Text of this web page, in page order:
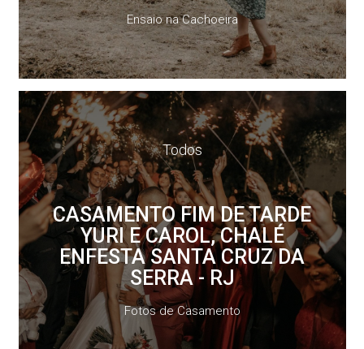
Ensaio na Cachoeira
Todos
CASAMENTO FIM DE TARDE
YURI E CAROL, CHALÉ
ENFESTA SANTA CRUZ DA
SERRA - RJ
Fotos de Casamento